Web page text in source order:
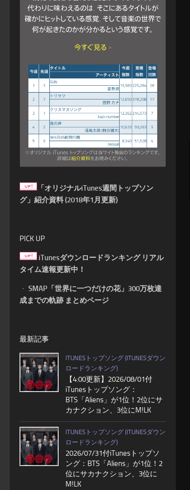
「オリジナルiTunes週間トップソン
グ」紹介資料 (2018年1月更新)
PICK UP
iTunesダウンロードランキング リアル
タイム速報更新中！
・ SMAP「世界に一つだけの花」300万枚達
成までの軌跡 まとめページ
最新記事
ITUNESトップソング (ITUNESダウン
ロードランキング)
【4:00更新】2026/08/01付
iTunesトップソング：
BTS「Aliens」が1位！2位にサ
カナクション、3位にM!LK
ITUNESトップソング (ITUNESダウン
ロードランキング)
2026/07/31付iTunesトップソ
ング：BTS「Aliens」が1位！2
位にサカナクション、3位に
M!LK